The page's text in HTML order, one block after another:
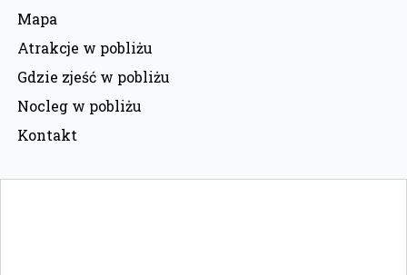
Mapa
Atrakcje w pobliżu
Gdzie zjeść w pobliżu
Nocleg w pobliżu
Kontakt